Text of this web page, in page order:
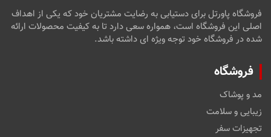
فروشگاه پاورتل برای دستیابی به رضایت مشتریان خود که یکی از اهداف
اصلی این فروشگاه است، همواره سعی دارد تا به کیفیت محصولات ارائه
شده در فروشگاه خود توجه ویژه ای داشته باشد.
فروشگاه
مد و پوشاک
زیبایی و سلامت
تجهیزات سفر